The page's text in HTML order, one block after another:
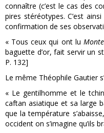
connaître (c’est le cas des
pires stéréotypes. C’est
confirmation de ses
« Tous ceux qui ont lu
baguette d’or, fait servir un
P. 132]
Le même Théophile Gautier
« Le gentilhomme et le
caftan asiatique et sa large
que la température
occident on s’imagine qu’ils